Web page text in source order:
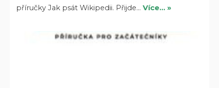
příručky Jak psát Wikipedii. Přijde…Více… »